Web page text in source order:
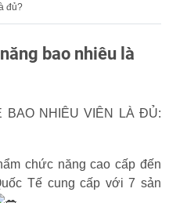
đủ?
bao nhiêu là
BAO NHIÊU VIÊN LÀ ĐỦ:
chức năng cao cấp đến
Tế cung cấp với 7 sản